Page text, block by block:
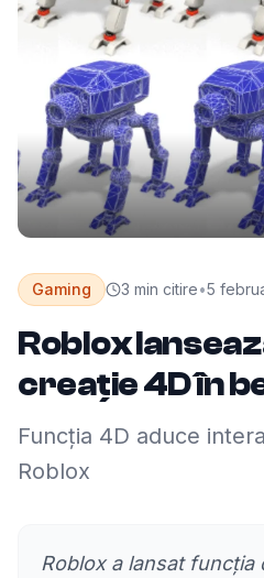
Gaming 3 min citire•5
Roblox
creație 4D în
Funcția 4D aduce
Roblox
Roblox a lansat funcția